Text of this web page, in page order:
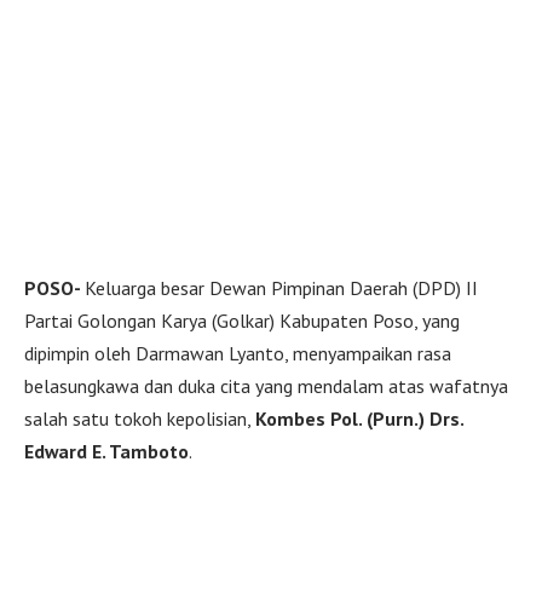
POSO- Keluarga besar Dewan Pimpinan Daerah (DPD) II
Partai Golongan Karya (Golkar) Kabupaten Poso, yang
dipimpin oleh Darmawan Lyanto, menyampaikan rasa
belasungkawa dan duka cita yang mendalam atas wafatnya
salah satu tokoh kepolisian, Kombes Pol. (Purn.) Drs.
Edward E. Tamboto.